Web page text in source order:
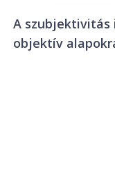
A
objektív